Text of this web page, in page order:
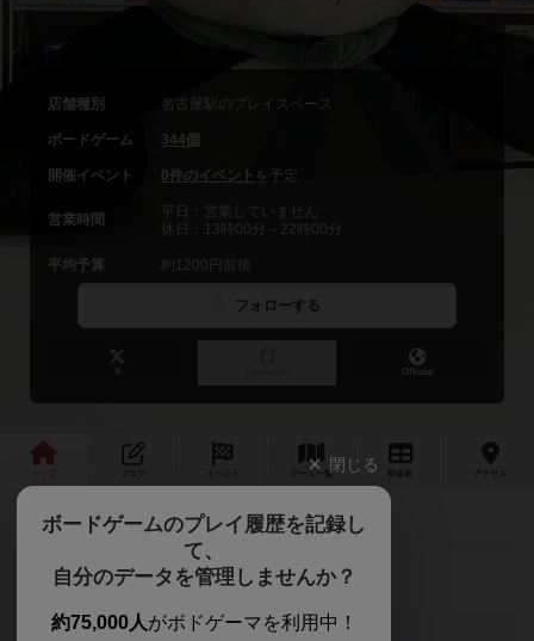
店舗種別 名古屋駅のプレイスペース
ボードゲーム 344個
開催イベント 0件のイベント を予定
営業時間
平日：営業していません
休日：13時00分～22時00分
平均予算 約1200円前後
フォローする
X Official
ゲーム 一覧 料金 アクセス
最新情報 みんなの思い出「足跡カード」を紹介
閉じる
ボードゲームのプレイ履歴を記録し
て、
自分のデータを管理しませんか？
約75,000人がボドゲーマを利用中！